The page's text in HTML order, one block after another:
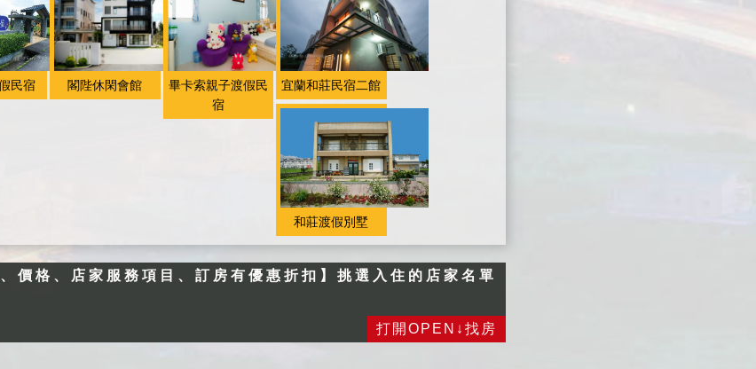
理， 為了維持早
餐的品質，用餐時
間為早上八點半至
九點半， 請務必
時限內用餐，早餐
●新館 進房時間為
下午4點以後，退
房時間為上午12點
0用餐)。 ★提供
大、小毛巾，盥洗
用品（牙膏牙刷、
沐浴乳、洗髮精）
健康手作下午茶
（15:00~17:00）
★提供四人以下車
站與麗娜輪接送
具與溜滑梯。 ★
免費貼心接送-麗
娜輪、火車、客
知)
民宿 閣陛休閑會館
畢卡索親子渡假民
宿
宜蘭和莊民宿二館
和莊渡假別墅
價格、店家服務項目、訂房有優惠折扣】挑選入住的店家名單
打開OPEN↓找房